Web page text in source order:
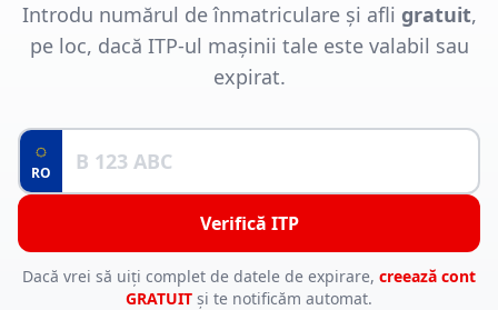
Introdu numărul de înmatriculare și afli gratuit,
pe loc, dacă ITP-ul mașinii tale este valabil sau
expirat.
RO
Verifică ITP
Dacă vrei să uiți complet de datele de expirare, creează cont
GRATUIT și te notificăm automat.